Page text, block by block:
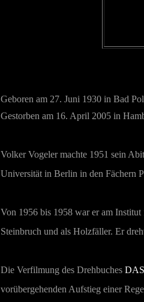
Geboren am 27. Juni 1930 in Bad
Gestorben am 16. April 2005 in
Volker Vogeler machte 1951 sein
Universität in Berlin in den Fächern
Von 1956 bis 1958 war er am
Steinbruch und als Holzfäller. Er
Die Verfilmung des Drehbuches
vorübergehenden Aufstieg einer